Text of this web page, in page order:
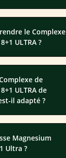
le
ULTRA ?
de
ULTRA de
il adapté ?
Magnesium
Ultra ?